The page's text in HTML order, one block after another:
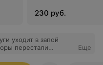
230 руб.
уходит в запой
перестали
в нем. Ее
Еще